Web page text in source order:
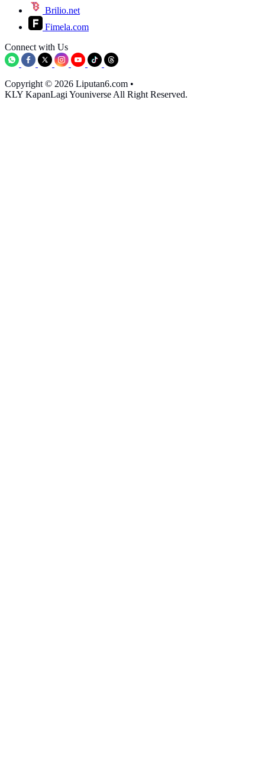
Brilio.net
Fimela.com
Connect with Us
Copyright © 2026 Liputan6.com •
KLY KapanLagi Youniverse All Right Reserved.